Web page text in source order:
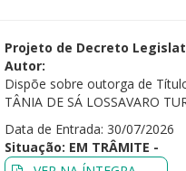
Projeto de Decreto
Autor:
Dispõe sobre outorga de
TÂNIA DE SÁ LOSSAVARO
Data de Entrada: 30/07/2026
Situação: EM TRÂMITE -